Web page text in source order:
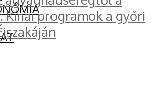
Kínai programok a győri